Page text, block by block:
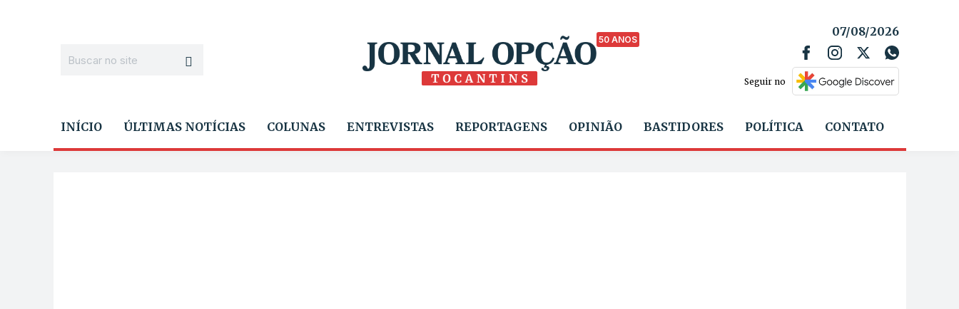
50 ANOS
07/08/2026
Seguir no
INÍCIO ÚLTIMAS NOTÍCIAS COLUNAS ENTREVISTAS REPORTAGENS OPINIÃO BASTIDORES POLÍTICA CONTATO